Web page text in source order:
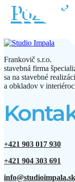
Pozrieť
Frankovič s.r.o.
stavebná firma
sa na stavebné
a obkladov v
+421 903 017 930
+421 904 303 691
info@studioimpala.sk